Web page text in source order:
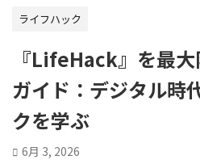
ライフハック
『LifeHack』を最
ガイド：デジタル時
クを学ぶ
6月 3, 2026